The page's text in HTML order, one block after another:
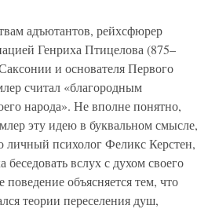
адъютантов, рейхсфюрер
Генриха Птицелова (875–
и основателя Первого
считал «благородным
народа». Не вполне понятно,
эту идею в буквальном смысле,
личный психолог Феликс Керстен,
вслух с духом своего
поведение объясняется тем, что
теории переселения душ,